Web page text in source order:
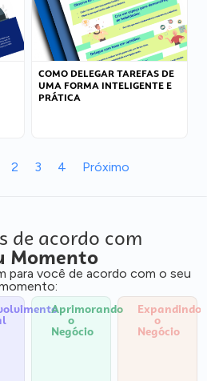
COMO DELEGAR TAREFAS DE
UMA FORMA INTELIGENTE E
PRÁTICA
2 3 4 Próximo
de acordo com
Momento
para você de acordo com o seu
Aprimorando
o
Negócio
Expandindo
o
Negócio